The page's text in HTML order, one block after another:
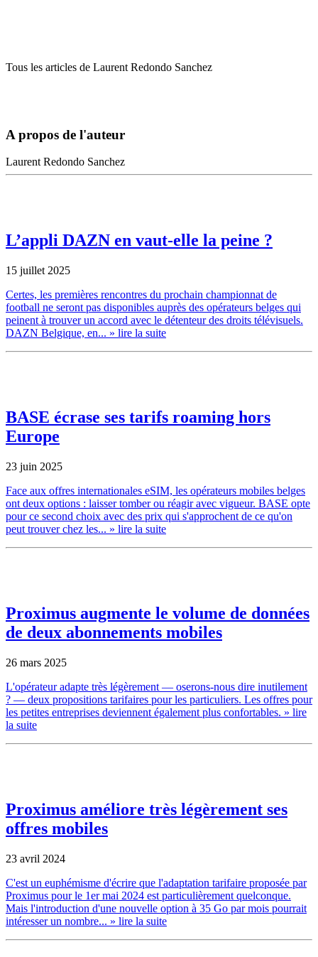
Tous les articles de Laurent Redondo Sanchez
A propos de l'auteur
Laurent Redondo Sanchez
L’appli DAZN en vaut-elle la peine ?
15 juillet 2025
Certes, les premières rencontres du prochain championnat de
football ne seront pas disponibles auprès des opérateurs belges qui
peinent à trouver un accord avec le détenteur des droits télévisuels.
DAZN Belgique, en... » lire la suite
BASE écrase ses tarifs roaming hors
Europe
23 juin 2025
Face aux offres internationales eSIM, les opérateurs mobiles belges
ont deux options : laisser tomber ou réagir avec vigueur. BASE opte
pour ce second choix avec des prix qui s'approchent de ce qu'on
peut trouver chez les... » lire la suite
Proximus augmente le volume de données
de deux abonnements mobiles
26 mars 2025
L'opérateur adapte très légèrement — oserons-nous dire inutilement
? — deux propositions tarifaires pour les particuliers. Les offres pour
les petites entreprises deviennent également plus confortables. » lire
la suite
Proximus améliore très légèrement ses
offres mobiles
23 avril 2024
C'est un euphémisme d'écrire que l'adaptation tarifaire proposée par
Proximus pour le 1er mai 2024 est particulièrement quelconque.
Mais l'introduction d'une nouvelle option à 35 Go par mois pourrait
intéresser un nombre... » lire la suite